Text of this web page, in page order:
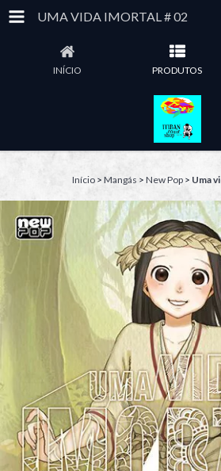
UMA VIDA IMORTAL # 02
INÍCIO PRODUTOS
Início > Mangás > New Pop > Uma